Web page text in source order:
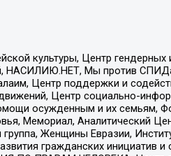
культуры, Центр
НАСИЛИЮ.НЕТ, Мы против
Центр поддержки и
Центр социально-
осужденным и их семьям,
Мемориал, Аналитический
Женщины Евразии,
гражданских инициатив и